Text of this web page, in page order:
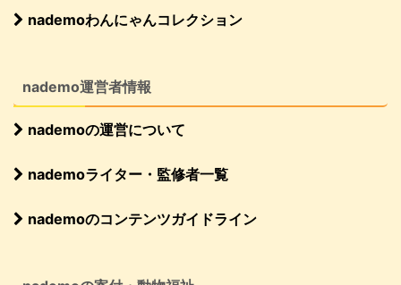
nademoわんにゃんコレクション
nademo運営者情報
nademoの運営について
nademoライター・監修者一覧
nademoのコンテンツガイドライン